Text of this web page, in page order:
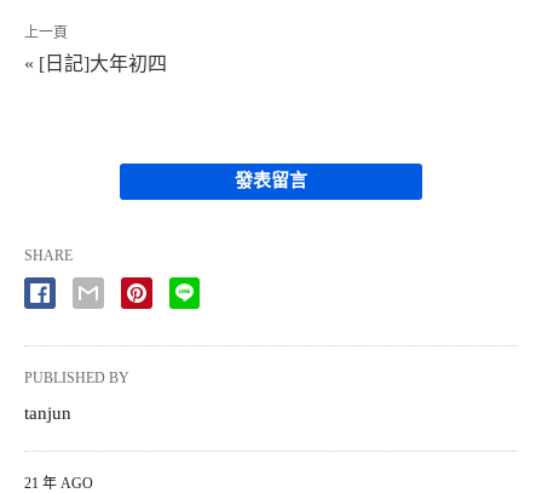
上一頁
« [日記]大年初四
發表留言
SHARE
PUBLISHED BY
tanjun
21 年 AGO